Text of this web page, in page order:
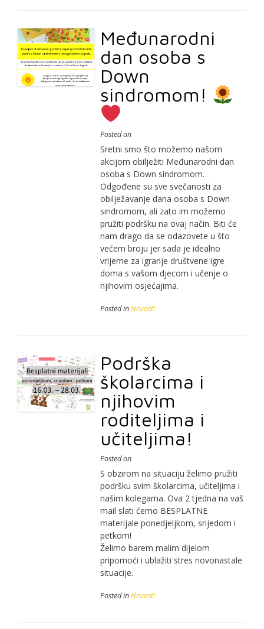
Međunarodni
dan osoba s
Down
sindromom!
Posted on
Sretni smo što možemo našom
akcijom obilježiti Međunarodni dan
osoba s Down sindromom.
Odgođene su sve svečanosti za
obilježavanje dana osoba s Down
sindromom, ali zato im možemo
pružiti podršku na ovaj način. Biti će
nam drago da se odazovete u što
većem broju jer sada je idealno
vrijeme za igranje društvene igre
doma s vašom djecom i učenje o
njihovim osjećajima.
Posted inNovosti
Podrška
školarcima i
njihovim
roditeljima i
učiteljima!
Posted on
S obzirom na situaciju želimo pružiti
podršku svim školarcima, učiteljima i
našim kolegama. Ova 2 tjedna na vaš
mail slati ćemo BESPLATNE
materijale ponedjeljkom, srijedom i
petkom!
Želimo barem malim dijelom
pripomoći i ublažiti stres novonastale
situacije.
Posted inNovosti